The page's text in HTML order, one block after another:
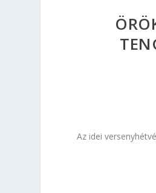
Az idei